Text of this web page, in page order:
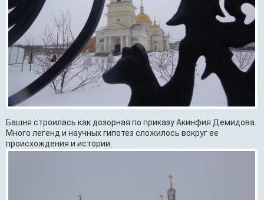
Башня строилась как дозорная по приказу Акинфия Демидова.
Много легенд и научных гипотез сложилось вокруг ее
происхождения и истории.